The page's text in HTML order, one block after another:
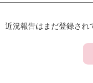
近況報告はまだ登録され